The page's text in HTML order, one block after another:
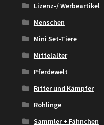
Lizenz-/ Werbeartikel
Menschen
Mini Set-Tiere
Mittelalter
Pferdewelt
Ritter und Kämpfer
Rohlinge
Sammler + Fähnchen